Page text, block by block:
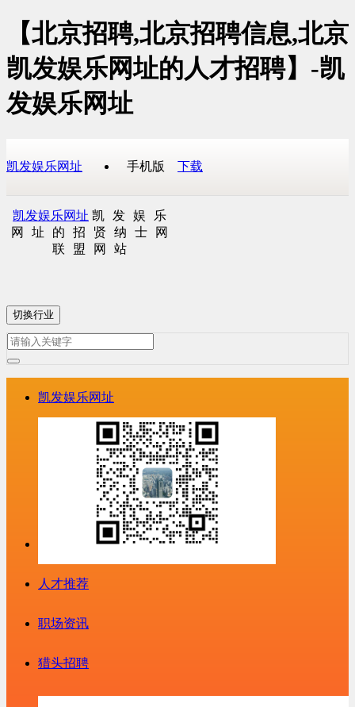
【北京招聘,北京招聘信息,北京
凯发娱乐网址的人才招聘】-凯
发娱乐网址
凯发娱乐网址 手机版 下载
凯发娱乐网址 凯发娱乐
网址的招贤纳士网
联盟网站
切换行业
凯发娱乐网址
人才推荐
职场资讯
猎头招聘